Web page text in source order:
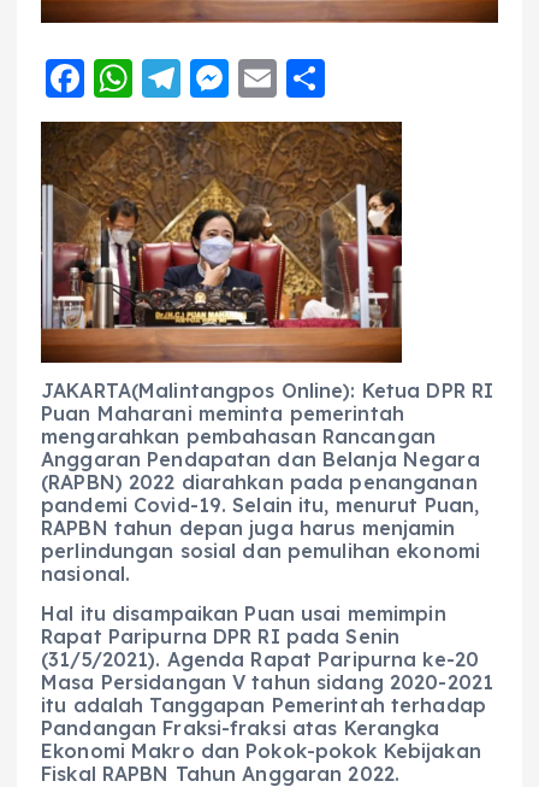
F
a
c
e
b
o
o
k
W
h
a
ts
A
p
p
T
el
e
g
r
a
m
M
e
ss
e
n
g
er
E
m
ai
l
h
a
re
JAKARTA(Malintangpos Online): Ketua DPR RI
Puan Maharani meminta pemerintah
mengarahkan pembahasan Rancangan
Anggaran Pendapatan dan Belanja Negara
(RAPBN) 2022 diarahkan pada penanganan
pandemi Covid-19. Selain itu, menurut Puan,
RAPBN tahun depan juga harus menjamin
perlindungan sosial dan pemulihan ekonomi
nasional.
Hal itu disampaikan Puan usai memimpin
Rapat Paripurna DPR RI pada Senin
(31/5/2021). Agenda Rapat Paripurna ke-20
Masa Persidangan V tahun sidang 2020-2021
itu adalah Tanggapan Pemerintah terhadap
Pandangan Fraksi-fraksi atas Kerangka
Ekonomi Makro dan Pokok-pokok Kebijakan
Fiskal RAPBN Tahun Anggaran 2022.